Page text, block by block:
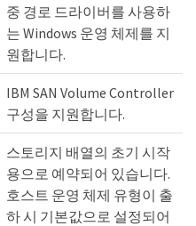
중 경로 드라이버를 사용하
는 Windows 운영 체제를 지
원합니다.
IBM SAN Volume Controller
구성을 지원합니다.
스토리지 배열의 초기 시작
용으로 예약되어 있습니다.
호스트 운영 체제 유형이 출
하 시 기본값으로 설정되어